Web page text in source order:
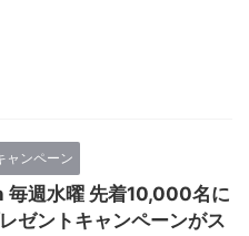
ャンペーン
週水曜 先着10,000名に
ゼントキャンペーンがス